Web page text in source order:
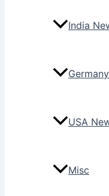
India
USA
Misc